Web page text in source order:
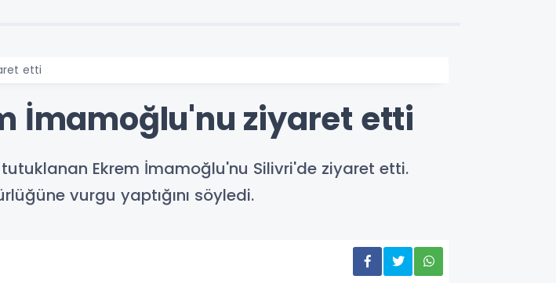
etti
İmamoğlu'nu ziyaret etti
Ekrem İmamoğlu'nu Silivri'de ziyaret etti.
vurgu yaptığını söyledi.